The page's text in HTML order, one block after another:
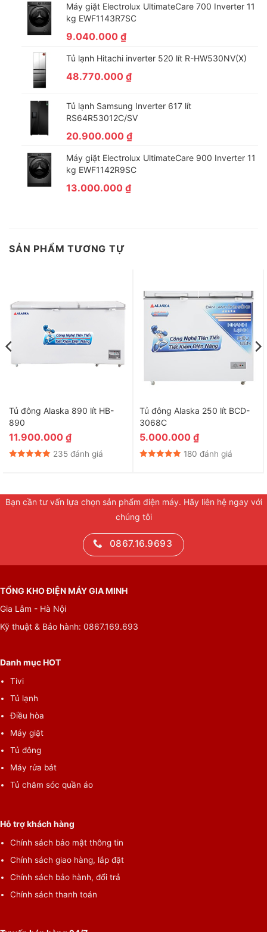
Máy giặt Electrolux UltimateCare 700 Inverter 11
kg EWF1143R7SC
9.040.000 ₫
Tủ lạnh Hitachi inverter 520 lít R-HW530NV(X)
48.770.000 ₫
Tủ lạnh Samsung Inverter 617 lít
RS64R53012C/SV
20.900.000 ₫
Máy giặt Electrolux UltimateCare 900 Inverter 11
kg EWF1142R9SC
13.000.000 ₫
SẢN PHẨM TƯƠNG TỰ
Tủ đông Alaska 890 lít HB-
890
11.900.000 ₫
235 đánh giá
Tủ đông Alaska 250 lít BCD-
3068C
5.000.000 ₫
180 đánh giá
Bạn cần tư vấn lựa chọn sản phẩm điện máy. Hãy liên hệ ngay với
chúng tôi
0867.16.9693
TỔNG KHO ĐIỆN MÁY GIA MINH
Gia Lâm - Hà Nội
Kỹ thuật & Bảo hành: 0867.169.693
Danh mục HOT
Tivi
Tủ lạnh
Điều hòa
Máy giặt
Tủ đông
Máy rửa bát
Tủ chăm sóc quần áo
Hỗ trợ khách hàng
Chính sách bảo mật thông tin
Chính sách giao hàng, lắp đặt
Chính sách bảo hành, đổi trả
Chính sách thanh toán